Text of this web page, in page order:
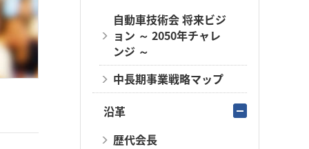
自動車技術会 将来ビジ
ョン ～ 2050年チャレ
ンジ ～
中長期事業戦略マップ
沿革
歴代会長